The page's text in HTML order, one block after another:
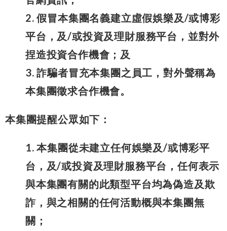
2. 假冒本集團名義建立虛假娛樂及/或博彩
平台，及/或投資及理財服務平台，並對外
捏造投資合作機會；及
3. 詐騙者冒充本集團之員工，對外聲稱為
本集團徵求合作機會。
本集團提醒公眾如下：
1. 本集團從未建立任何娛樂及/或博彩平
台，及/或投資及理財服務平台，任何表示
與本集團有關的此類型平台均為偽造及欺
詐，與之相關的任何活動概與本集團無
關；